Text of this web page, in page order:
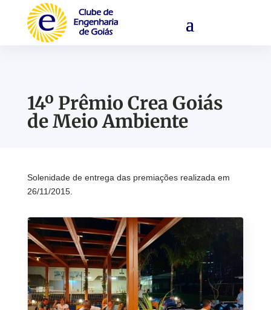
14º Prêmio Crea Goiás
de Meio Ambiente
Solenidade de entrega das premiações realizada em
26/11/2015.